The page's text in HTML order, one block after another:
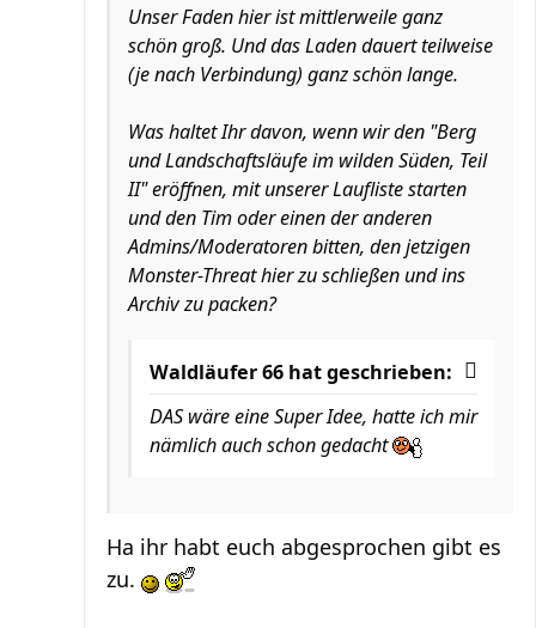
Unser Faden hier ist mittlerweile ganz
schön groß. Und das Laden dauert teilweise
(je nach Verbindung) ganz schön lange.
Was haltet Ihr davon, wenn wir den "Berg
und Landschaftsläufe im wilden Süden, Teil
II" eröffnen, mit unserer Laufliste starten
und den Tim oder einen der anderen
Admins/Moderatoren bitten, den jetzigen
Monster-Threat hier zu schließen und ins
Archiv zu packen?
Waldläufer 66 hat geschrieben:
DAS wäre eine Super Idee, hatte ich mir
nämlich auch schon gedacht
Ha ihr habt euch abgesprochen gibt es
zu.